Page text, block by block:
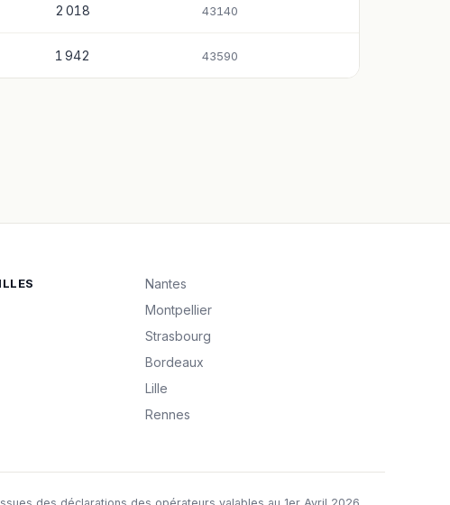
2 018 43140
1 942 43590
Nantes
Montpellier
Strasbourg
Bordeaux
Lille
Rennes